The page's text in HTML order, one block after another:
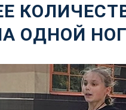
ОДНОЙ